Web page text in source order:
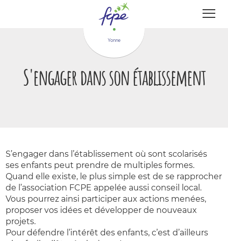
Yonne
S'engager dans son établissement
S’engager dans l’établissement où sont scolarisés
ses enfants peut prendre de multiples formes.
Quand elle existe, le plus simple est de se rapprocher
de l’association FCPE appelée aussi conseil local.
Vous pourrez ainsi participer aux actions menées,
proposer vos idées et développer de nouveaux
projets.
Pour défendre l’intérêt des enfants, c’est d’ailleurs
Panneau de gestion des cookies